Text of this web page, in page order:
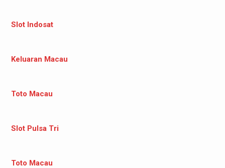
Slot Indosat
Keluaran Macau
Toto Macau
Slot Pulsa Tri
Toto Macau